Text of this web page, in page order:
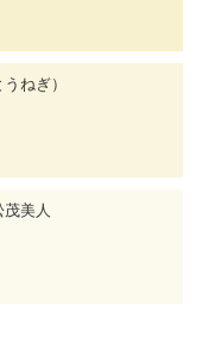
ねぎ）
美人